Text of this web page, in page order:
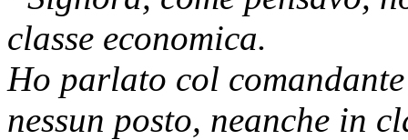
classe economica.
Ho parlato col comandante
nessun posto, neanche in